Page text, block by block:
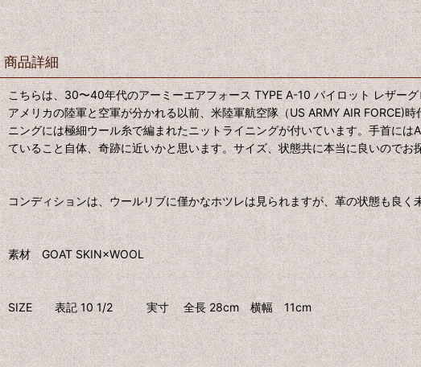
商品詳細
こちらは、30〜40年代のアーミーエアフォース TYPE A-10 パイロット レザー
アメリカの陸軍と空軍が分かれる以前、米陸軍航空隊（US ARMY AIR FORCE)
ニングには極細ウール糸で編まれたニットライニングが付いています。手首に
ていること自体、奇跡に近いかと思います。サイズ、状態共に本当に良いのでお
コンディションは、ウールリブに僅かなホツレは見られますが、革の状態も良
素材 GOAT SKIN×WOOL
SIZE 表記 10 1/2 実寸 全長 28cm 横幅 11cm